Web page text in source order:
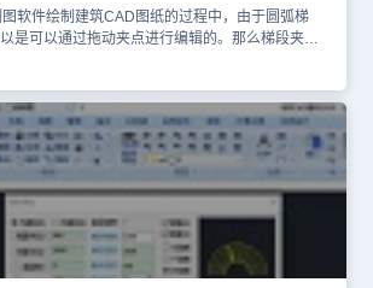
择墙体和门窗(如按梯段对齐，取固定梯段宽等)
切换为自由插入，命令提示如下：点取位置或 [转
出>: 自由插入完成后，恢复默认选择楼梯平台一
车退出命令。另外注意对于不同楼层特性的扶手
梯只有扶手而没有梯段；这些在实际使用都需要
制图教程就是小编给大家整理的国产CAD制图
筑软件中绘制双跑楼梯的相关介绍，各位CAD
了吗？更多实用可以关注浩辰CAD官网教程专区
弧/平移边线】中间的夹点为“平移边线”或者“改
而定，控制梯段的宽度或者圆弧的半径。 以上建
软件绘制建筑CAD图纸的过程中，由于圆弧梯
是可以通过拖动夹点进行编辑的。那么梯段夹点
教程：梯段夹点【改内径】梯段被选中后亮显，
如果该圆弧梯段带有剖断，在剖断的两端还会显
内圆中心的夹点为改内径。点取该夹点，即可拖
其半径。【改外径】在梯段外圆中心的夹点为改
即可拖移该梯段的外圆改变其半径。【改剖切位
对弧形梯的剖断位置进行移动。【移动梯段】拖
个，即可以该夹点为基点移动梯段。 这样根
改动内径和外径还有剖切位置，移动梯段等具体
制图教程就是小编给大家整理的正版CAD制图